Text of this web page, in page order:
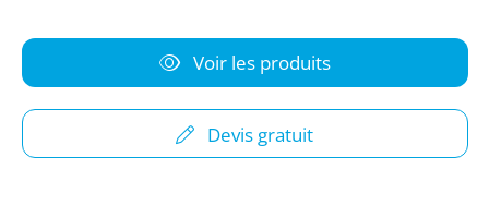
Voir les produits
Devis gratuit